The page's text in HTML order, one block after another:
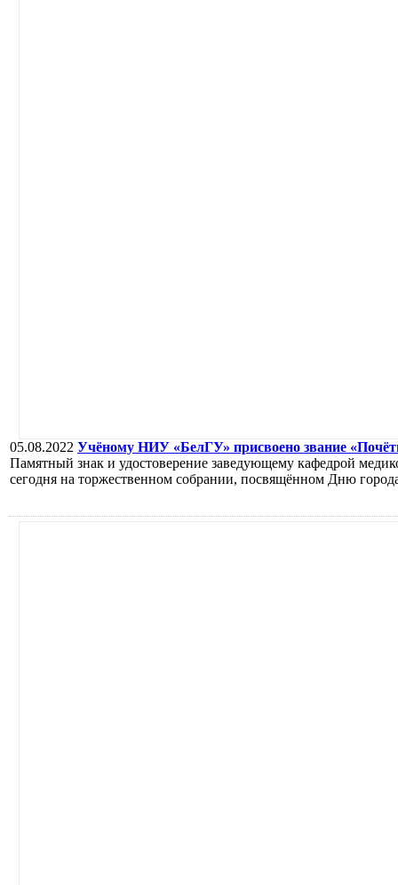
05.08.2022 Учёному НИУ «БелГУ» присвоено звание
Памятный знак и удостоверение заведующему кафедрой
сегодня на торжественном собрании, посвящённом Дню